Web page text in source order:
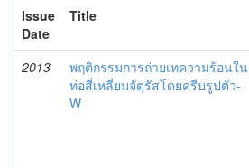
Issue
Date
Title
2013
พฤติกรรมการถ่ายเทความร้อนใน
ท่อสี่เหลี่ยมจัตุรัสโดยครีบรูปตัว-
W